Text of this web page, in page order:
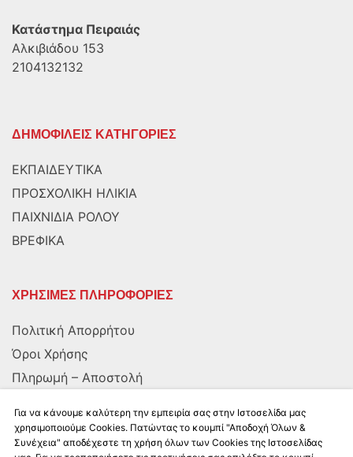
Κατάστημα Πειραιάς
Αλκιβιάδου 153
2104132132
ΔΗΜΟΦΙΛΕΙΣ ΚΑΤΗΓΟΡΙΕΣ
ΕΚΠΑΙΔΕΥΤΙΚΑ
ΠΡΟΣΧΟΛΙΚΗ ΗΛΙΚΙΑ
ΠΑΙΧΝΙΔΙΑ ΡΟΛΟΥ
ΒΡΕΦΙΚΑ
ΧΡΗΣΙΜΕΣ ΠΛΗΡΟΦΟΡΙΕΣ
Πολιτική Απορρήτου
Όροι Χρήσης
Πληρωμή – Αποστολή
Για να κάνουμε καλύτερη την εμπειρία σας στην Ιστοσελίδα μας
χρησιμοποιούμε Cookies. Πατώντας το κουμπί "Αποδοχή Όλων &
Συνέχεια" αποδέχεστε τη χρήση όλων των Cookies της Ιστοσελίδας